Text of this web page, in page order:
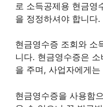
로 소득공제용 현금영
을 정정하셔야 합니다.
현금영수증 조회와 소
니다. 현금영수증은
을 주며, 사업자에게
현금영수증을 사용함